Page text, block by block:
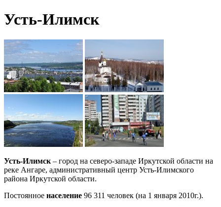
Усть-Илимск
Усть-Илимск – город на северо-западе Иркутской области на
реке Ангаре, административный центр Усть-Илимского
района Иркутской области.
Постоянное население 96 311 человек (на 1 января 2010г.).